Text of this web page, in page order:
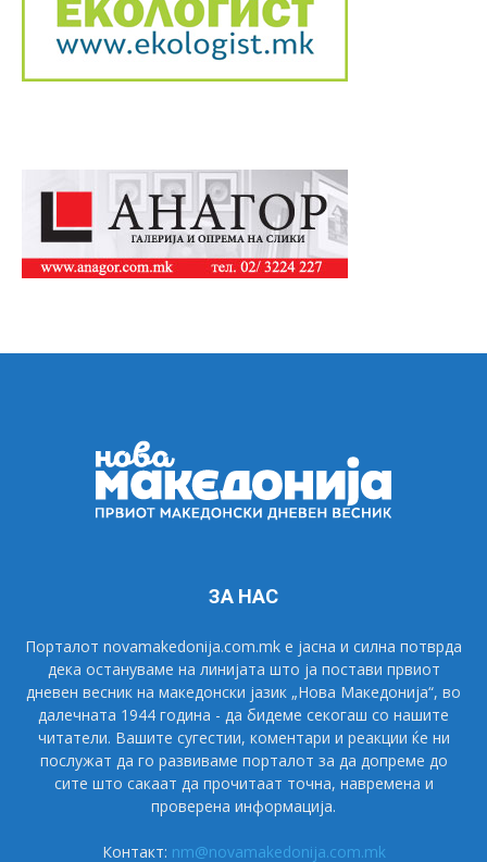
ЗА НАС
Порталот novamakedonija.com.mk е јасна и силна потврда
дека остануваме на линијата што ја постави првиот
дневен весник на македонски јазик „Нова Македонија“, во
далечната 1944 година - да бидеме секогаш со нашите
читатели. Вашите сугестии, коментари и реакции ќе ни
послужат да го развиваме порталот за да допреме до
сите што сакаат да прочитаат точна, навремена и
проверена информација.
Контакт: nm@novamakedonija.com.mk